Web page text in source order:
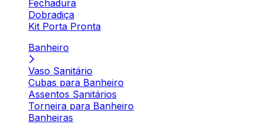
Fechadura
Dobradiça
Kit Porta Pronta
Banheiro
Vaso Sanitário
Cubas para Banheiro
Assentos Sanitários
Torneira para Banheiro
Banheiras